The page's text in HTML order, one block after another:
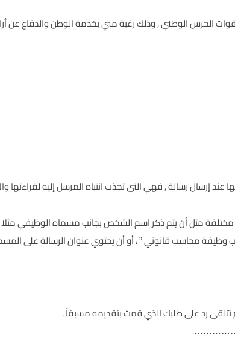
الحرس الوطني , وذلك رغبة مني بخدمة الوطن والدفاع عن
عند إرسال رسالة , فهي التي تجذب انتباه المرسل إليه
مثل أن يتم ذكر اسم الشخص بجانب مسماه الوظيفي مثلا
محاسب قانوني ” ، أو أن يحتوي عنوان الرسالة على
رد على طلبك الذي قمت بتقديمه مسبقاً .